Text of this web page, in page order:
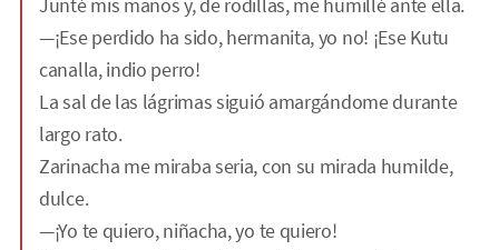
—¡Ese perdido ha sido, hermanita, yo no! ¡Ese Kutu
canalla, indio perro!
La sal de las lágrimas siguió amargándome durante
largo rato.
Zarinacha me miraba seria, con su mirada humilde,
dulce.
—¡Yo te quiero, niñacha, yo te quiero!